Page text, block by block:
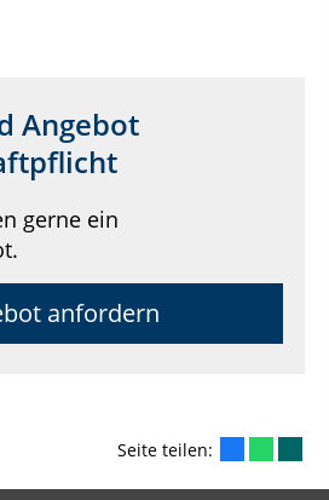
Angebot
gerne ein
anfordern
Seite teilen: